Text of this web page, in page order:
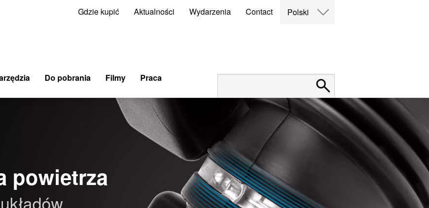
Gdzie kupić Aktualności Wydarzenia Contact Polski
Do pobrania Filmy Praca
powietrza